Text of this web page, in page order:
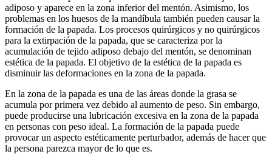
adiposo y aparece en la zona inferior del mentón. Asimismo, los
problemas en los huesos de la mandíbula también pueden causar la
formación de la papada. Los procesos quirúrgicos y no quirúrgicos
para la extirpación de la papada, que se caracteriza por la
acumulación de tejido adiposo debajo del mentón, se denominan
estética de la papada. El objetivo de la estética de la papada es
disminuir las deformaciones en la zona de la papada.
En la zona de la papada es una de las áreas donde la grasa se
acumula por primera vez debido al aumento de peso. Sin embargo,
puede producirse una lubricación excesiva en la zona de la papada
en personas con peso ideal. La formación de la papada puede
provocar un aspecto estéticamente perturbador, además de hacer que
la persona parezca mayor de lo que es.